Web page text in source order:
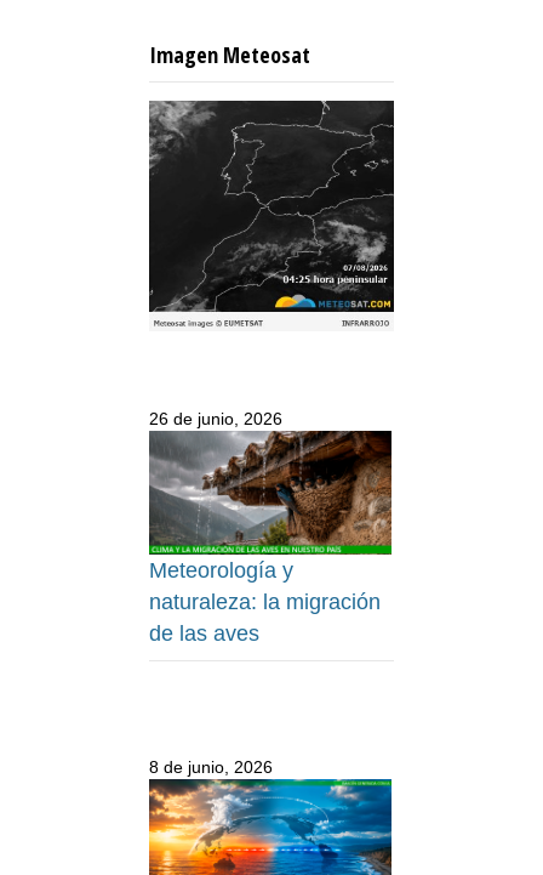
Imagen Meteosat
26 de junio, 2026
Meteorología y
naturaleza: la migración
de las aves
8 de junio, 2026